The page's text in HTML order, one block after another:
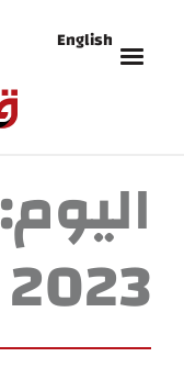
English
اليوم:
2023